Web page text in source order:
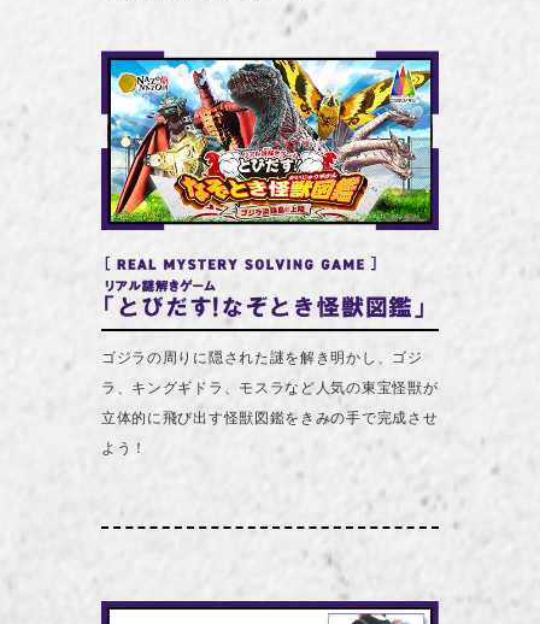
ゴジラの周りに隠された謎を解き明かし、ゴジ
ラ、キングギドラ、モスラなど人気の東宝怪獣が
立体的に飛び出す怪獣図鑑をきみの手で完成させ
よう！